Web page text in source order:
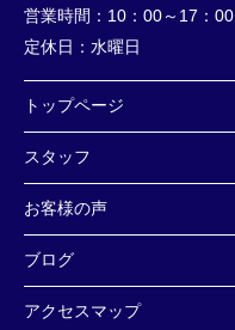
営業時間： 10：00～17：00
定休日： 水曜日
トップページ
スタッフ
お客様の声
ブログ
アクセスマップ